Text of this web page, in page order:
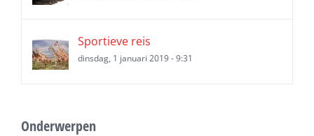
Sportieve reis
dinsdag, 1 januari 2019 - 9:31
Onderwerpen